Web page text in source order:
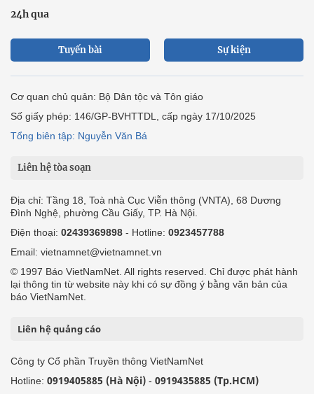
24h qua
Tuyến bài Sự kiện
Cơ quan chủ quản: Bộ Dân tộc và Tôn giáo
Số giấy phép: 146/GP-BVHTTDL, cấp ngày 17/10/2025
Tổng biên tập: Nguyễn Văn Bá
Liên hệ tòa soạn
Địa chỉ: Tầng 18, Toà nhà Cục Viễn thông (VNTA), 68 Dương
Đình Nghệ, phường Cầu Giấy, TP. Hà Nội.
Điện thoại: 02439369898 - Hotline: 0923457788
Email: vietnamnet@vietnamnet.vn
© 1997 Báo VietNamNet. All rights reserved. Chỉ được phát hành
lại thông tin từ website này khi có sự đồng ý bằng văn bản của
báo VietNamNet.
Liên hệ quảng cáo
Công ty Cổ phần Truyền thông VietNamNet
Hotline: 0919405885 (Hà Nội) - 0919435885 (Tp.HCM)